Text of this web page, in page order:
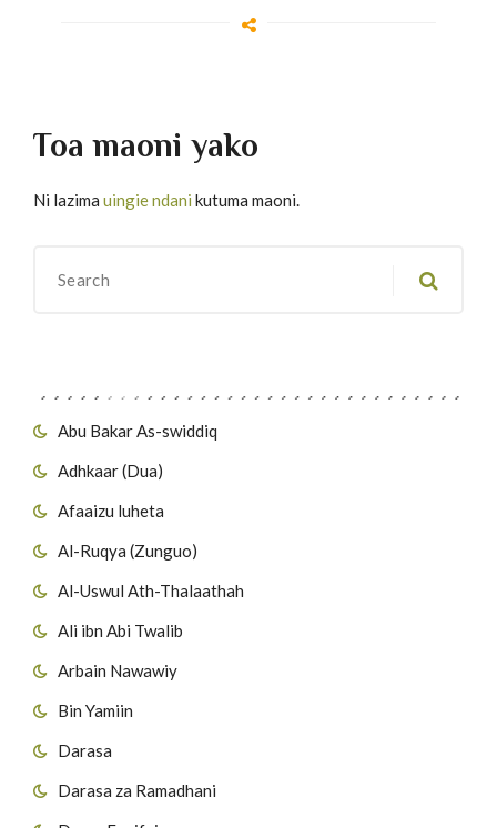
Abu Bakar As-swiddiq
Adhkaar (Dua)
Afaaizu luheta
Al-Ruqya (Zunguo)
Al-Uswul Ath-Thalaathah
Ali ibn Abi Twalib
Arbain Nawawiy
Bin Yamiin
Darasa
Darasa za Ramadhani
Toa maoni yako
Ni lazima uingie ndani kutuma maoni.